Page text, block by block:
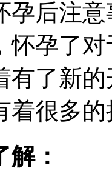
孕后注
怀孕了
有了新
着很多
：